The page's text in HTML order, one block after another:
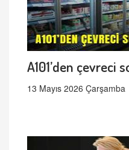
A101’den çevreci
13 Mayıs 2026 Çarşamba